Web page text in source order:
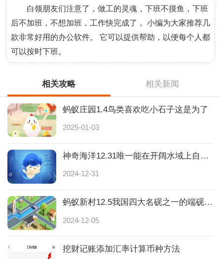
白领朋友们注意了，做工的灵魂，下班不摸鱼，下班
后不加班，不想加班，工作快完成了， 小编为大家推荐几
款非常好用的办公软件。 它可以提供帮助，以便每个人都
可以按时下班。
相关攻略 相关新闻
蚂蚁庄园1.4鸟类喜欢吃小石子这是为了
2025-01-03
神奇海洋12.31唯一能在开阔水域上自主生长的藻类是
2024-12-31
蚂蚁新村12.5我国四大名砚之一的端砚产自
2024-12-05
挖财记账添加汇率计算币种方法